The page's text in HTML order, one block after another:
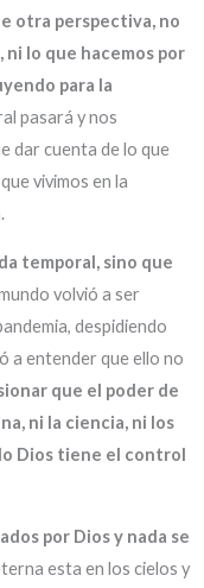
otra perspectiva, no
ni lo que hacemos por
para la
pasará y nos
dar cuenta de lo que
vivimos en la
temporal, sino que
volvió a ser
despidiendo
a entender que ello no
que el poder de
ni la ciencia, ni los
Dios tiene el control
por Dios y nada se
esta en los cielos y